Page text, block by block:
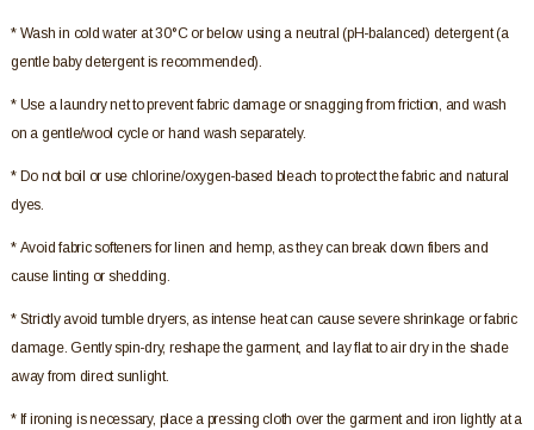
* Wash in cold water at 30°C or below using a neutral (pH-balanced) detergent (a
gentle baby detergent is recommended).
* Use a laundry net to prevent fabric damage or snagging from friction, and wash
on a gentle/wool cycle or hand wash separately.
* Do not boil or use chlorine/oxygen-based bleach to protect the fabric and natural
dyes.
* Avoid fabric softeners for linen and hemp, as they can break down fibers and
cause linting or shedding.
* Strictly avoid tumble dryers, as intense heat can cause severe shrinkage or fabric
damage. Gently spin-dry, reshape the garment, and lay flat to air dry in the shade
away from direct sunlight.
* If ironing is necessary, place a pressing cloth over the garment and iron lightly at a